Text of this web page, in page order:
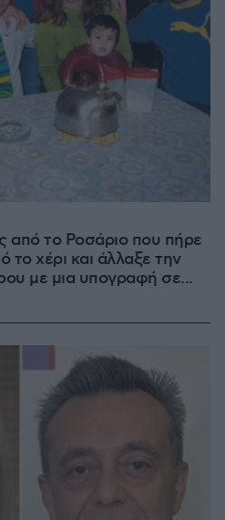
από το Ροσάριο που πήρε
το χέρι και άλλαξε την
με μια υπογραφή σε...